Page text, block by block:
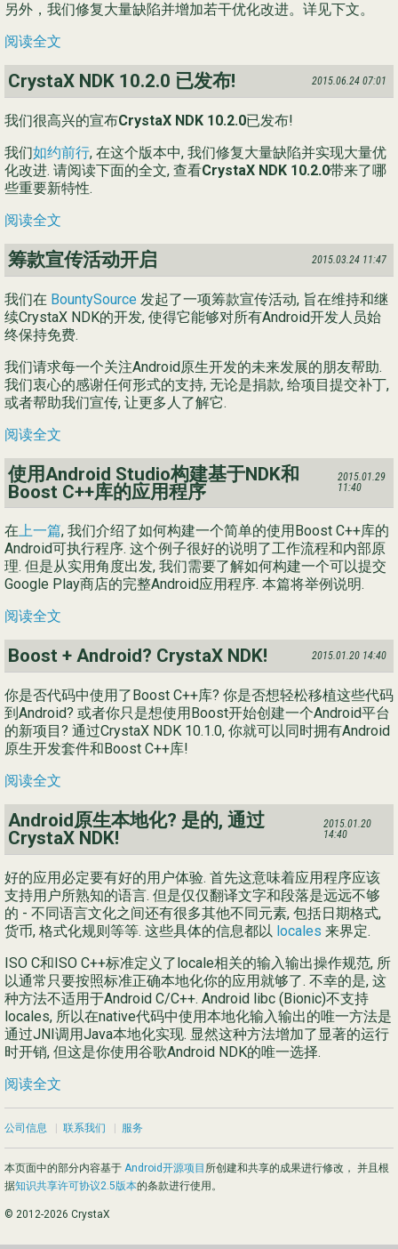
另外，我们修复大量缺陷并增加若干优化改进。详见下文。
阅读全文
CrystaX NDK 10.2.0 已发布! 2015.06.24 07:01
我们很高兴的宣布CrystaX NDK 10.2.0已发布!
我们如约前行, 在这个版本中, 我们修复大量缺陷并实现大量优
化改进. 请阅读下面的全文, 查看CrystaX NDK 10.2.0带来了哪
些重要新特性.
阅读全文
筹款宣传活动开启 2015.03.24 11:47
我们在 BountySource 发起了一项筹款宣传活动, 旨在维持和继
续CrystaX NDK的开发, 使得它能够对所有Android开发人员始
终保持免费.
我们请求每一个关注Android原生开发的未来发展的朋友帮助.
我们衷心的感谢任何形式的支持, 无论是捐款, 给项目提交补丁,
或者帮助我们宣传, 让更多人了解它.
阅读全文
使用Android Studio构建基于NDK和
Boost C++库的应用程序
2015.01.29
11:40
在上一篇, 我们介绍了如何构建一个简单的使用Boost C++库的
Android可执行程序. 这个例子很好的说明了工作流程和内部原
理. 但是从实用角度出发, 我们需要了解如何构建一个可以提交
Google Play商店的完整Android应用程序. 本篇将举例说明.
阅读全文
Boost + Android? CrystaX NDK! 2015.01.20 14:40
你是否代码中使用了Boost C++库? 你是否想轻松移植这些代码
到Android? 或者你只是想使用Boost开始创建一个Android平台
的新项目? 通过CrystaX NDK 10.1.0, 你就可以同时拥有Android
原生开发套件和Boost C++库!
阅读全文
Android原生本地化? 是的, 通过
CrystaX NDK!
2015.01.20
14:40
好的应用必定要有好的用户体验. 首先这意味着应用程序应该
支持用户所熟知的语言. 但是仅仅翻译文字和段落是远远不够
的 - 不同语言文化之间还有很多其他不同元素, 包括日期格式,
货币, 格式化规则等等. 这些具体的信息都以 locales 来界定.
ISO C和ISO C++标准定义了locale相关的输入输出操作规范, 所
以通常只要按照标准正确本地化你的应用就够了. 不幸的是, 这
种方法不适用于Android C/C++. Android libc (Bionic)不支持
locales, 所以在native代码中使用本地化输入输出的唯一方法是
通过JNI调用Java本地化实现. 显然这种方法增加了显著的运行
时开销, 但这是你使用谷歌Android NDK的唯一选择.
阅读全文
公司信息 | 联系我们 | 服务
本页面中的部分内容基于 Android开源项目 所创建和共享的成果进行修改， 并且根
据知识共享许可协议2.5版本的条款进行使用。
© 2012-2026 CrystaX